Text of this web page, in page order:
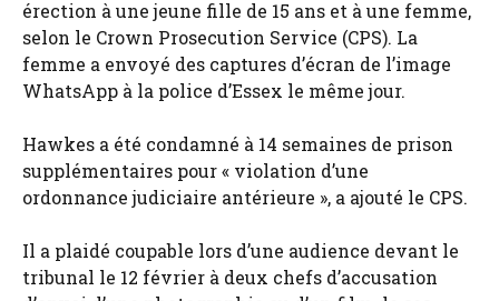
érection à une jeune fille de 15 ans et à une femme,
selon le Crown Prosecution Service (CPS). La
femme a envoyé des captures d’écran de l’image
WhatsApp à la police d’Essex le même jour.
Hawkes a été condamné à 14 semaines de prison
supplémentaires pour « violation d’une
ordonnance judiciaire antérieure », a ajouté le CPS.
Il a plaidé coupable lors d’une audience devant le
tribunal le 12 février à deux chefs d’accusation